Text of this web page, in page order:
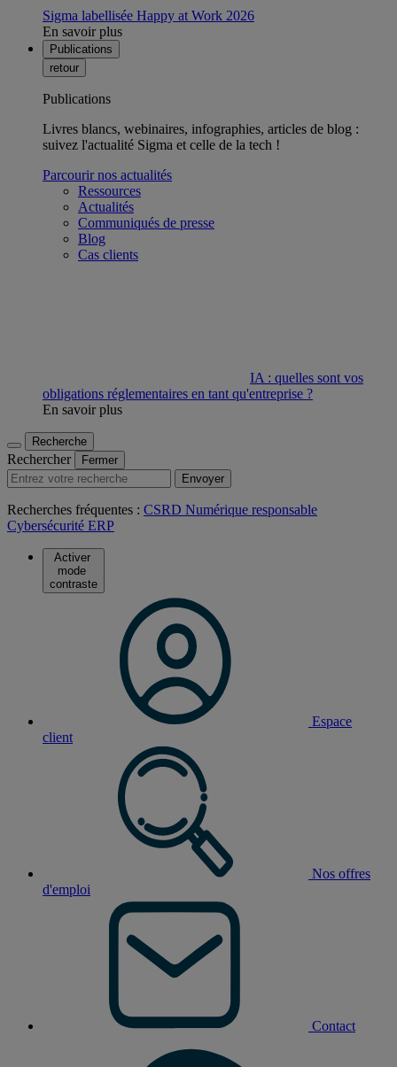
Sigma labellisée Happy at Work 2026
En savoir plus
Publications
retour
Publications
Livres blancs, webinaires, infographies, articles de blog :
suivez l'actualité Sigma et celle de la tech !
Parcourir nos actualités
Ressources
Actualités
Communiqués de presse
Blog
Cas clients
IA : quelles sont vos
obligations réglementaires en tant qu'entreprise ?
En savoir plus
Recherche
Rechercher
Fermer
Envoyer
Recherches fréquentes : CSRD Numérique responsable
Cybersécurité ERP
Activer
mode
contraste
Espace
client
Nos offres
d'emploi
Contact